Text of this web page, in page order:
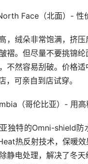
Face（北面）- 性
绒朵非常饱满，挤压
褶。但尽量不要挑锦
不然容易刮破。价格
，可亲自到店试穿。
（哥伦比亚）- 用高
特的Omni-shield防水
热反射技术，保暖
静电处理，解决了冬天